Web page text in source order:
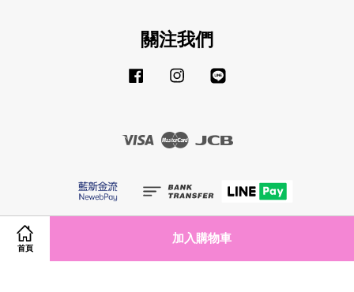
首頁
加入購物車
關注我們
Facebook Instagram
Visa Master